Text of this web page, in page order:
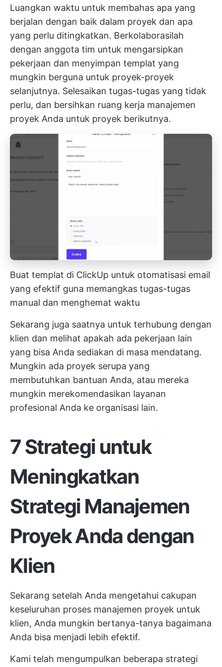
Luangkan waktu untuk membahas apa yang
berjalan dengan baik dalam proyek dan apa
yang perlu ditingkatkan. Berkolaborasilah
dengan anggota tim untuk mengarsipkan
pekerjaan dan menyimpan templat yang
mungkin berguna untuk proyek-proyek
selanjutnya. Selesaikan tugas-tugas yang tidak
perlu, dan bersihkan ruang kerja manajemen
proyek Anda untuk proyek berikutnya.
Buat templat di ClickUp untuk otomatisasi email
yang efektif guna memangkas tugas-tugas
manual dan menghemat waktu
Sekarang juga saatnya untuk terhubung dengan
klien dan melihat apakah ada pekerjaan lain
yang bisa Anda sediakan di masa mendatang.
Mungkin ada proyek serupa yang
membutuhkan bantuan Anda, atau mereka
mungkin merekomendasikan layanan
profesional Anda ke organisasi lain.
7 Strategi untuk
Meningkatkan
Strategi Manajemen
Proyek Anda dengan
Klien
Sekarang setelah Anda mengetahui cakupan
keseluruhan proses manajemen proyek untuk
klien, Anda mungkin bertanya-tanya bagaimana
Anda bisa menjadi lebih efektif.
Kami telah mengumpulkan beberapa strategi